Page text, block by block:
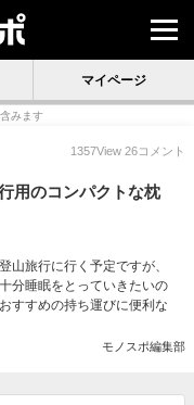
マイページ
みます
1357View 26コメント
用のコンパクトな枕
山旅行に行く予定ですが、
分睡眠をとっていきたいの
すすめの持ち運びに便利な
モノスポ編集部